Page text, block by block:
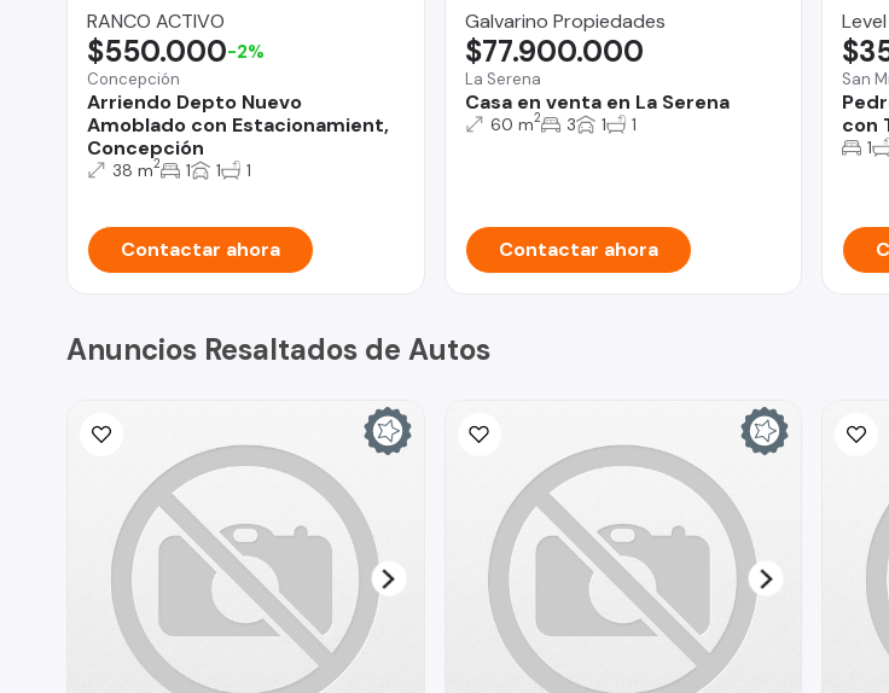
RANCO ACTIVO
Concepción
Arriendo Depto Nuevo
Amoblado con Estacionamient,
Concepción
$550.000-2%
38 m2 1 1 1
Contactar ahora
Galvarino Propiedades
La Serena
Casa en venta en La Serena
$77.900.000
60 m2 3 1 1
Contactar ahora
San
con
1
Anuncios Resaltados de Autos